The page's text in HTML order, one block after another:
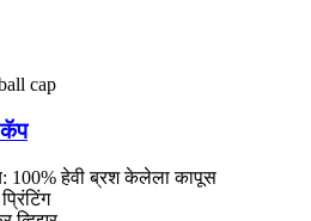
कॅप
100% हेवी ब्रश केलेला कापूस